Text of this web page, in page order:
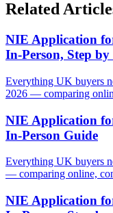
Related
NIE Application
In-Person, Step by
Everything UK buyers
2026 — comparing
NIE Application
In-Person Guide
Everything UK buyers
— comparing online,
NIE Application